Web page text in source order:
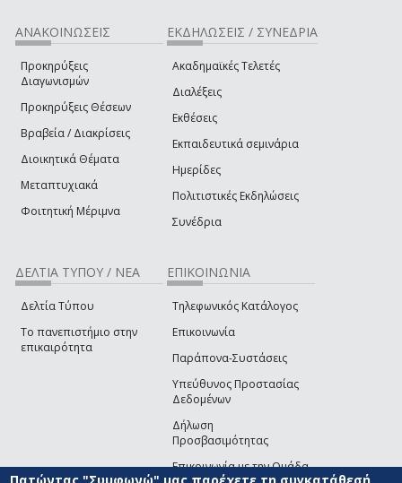
ΑΝΑΚΟΙΝΩΣΕΙΣ
Προκηρύξεις
Διαγωνισμών
Προκηρύξεις Θέσεων
Βραβεία / Διακρίσεις
Διοικητικά Θέματα
Μεταπτυχιακά
Φοιτητική Μέριμνα
ΕΚΔΗΛΩΣΕΙΣ / ΣΥΝΕΔΡΙΑ
Ακαδημαϊκές Τελετές
Διαλέξεις
Εκθέσεις
Εκπαιδευτικά σεμινάρια
Ημερίδες
Πολιτιστικές Εκδηλώσεις
Συνέδρια
ΔΕΛΤΙΑ ΤΥΠΟΥ / ΝΕΑ
Δελτία Τύπου
Το πανεπιστήμιο στην
επικαιρότητα
ΕΠΙΚΟΙΝΩΝΙΑ
Τηλεφωνικός Κατάλογος
Επικοινωνία
Παράπονα-Συστάσεις
Υπεύθυνος Προστασίας
Δεδομένων
Δήλωση
Προσβασιμότητας
Επικοινωνία με την Ομάδα